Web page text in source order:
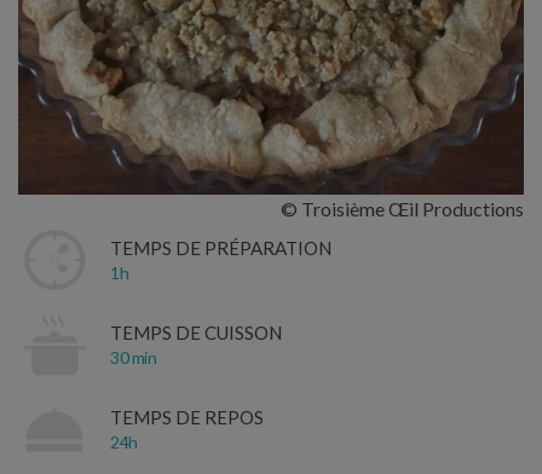
© Troisième Œil Productions
TEMPS DE PRÉPARATION
1h
TEMPS DE CUISSON
30 min
TEMPS DE REPOS
24h